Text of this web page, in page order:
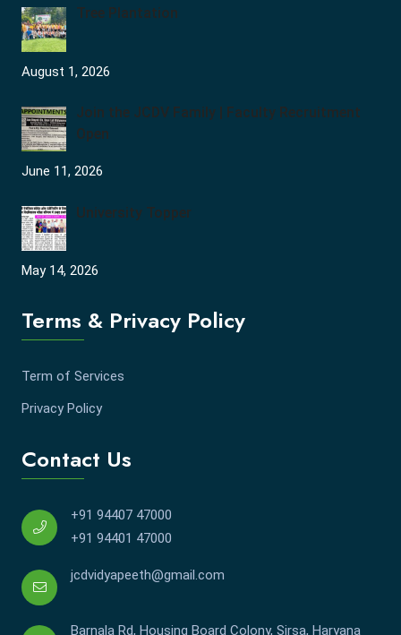
Tree Plantation
August 1, 2026
Join the JCDV Family | Faculty Recruitment
Open
June 11, 2026
University Topper
May 14, 2026
Terms & Privacy Policy
Term of Services
Privacy Policy
Contact Us
+91 94407 47000
+91 94401 47000
jcdvidyapeeth@gmail.com
Barnala Rd, Housing Board Colony, Sirsa, Haryana